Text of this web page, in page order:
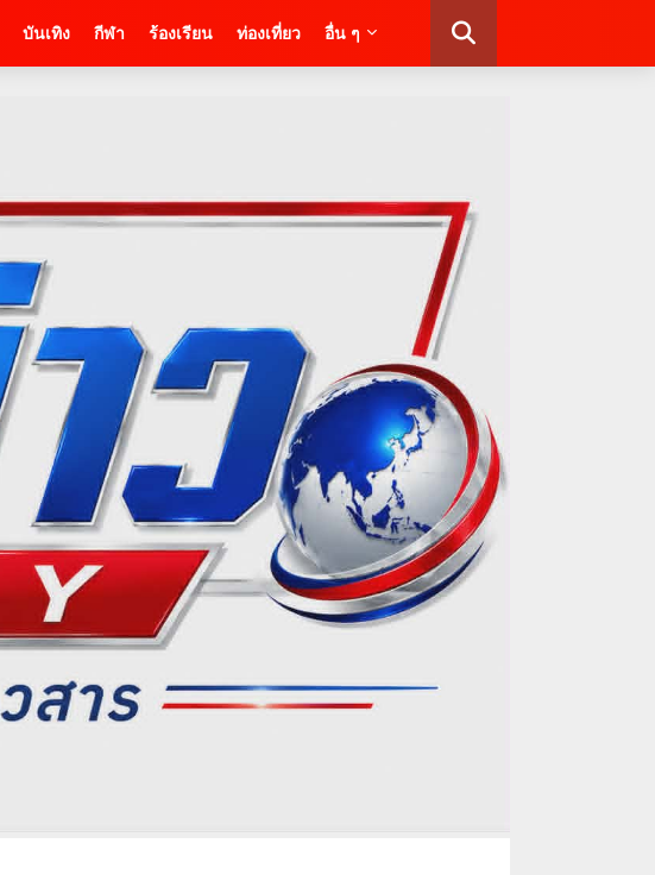
บันเทิง กีฬา ร้องเรียน ท่องเที่ยว อื่น ๆ